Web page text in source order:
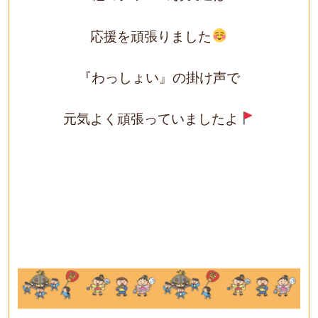
応援を頑張りました
『わっしょい』の掛け声で
元気よく頑張っていましたよ